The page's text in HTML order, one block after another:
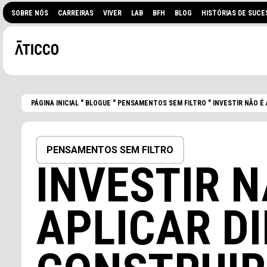
SOBRE NÓS CARREIRAS VIVER LAB BFH BLOG HISTÓRIAS DE
PÁGINA INICIAL " BLOGUE " PENSAMENTOS SEM FILTRO " INVESTIR NÃO
PENSAMENTOS SEM FILTRO
INVESTIR
APLICAR
PROCURA UM ESPAÇO
EVENTOS?